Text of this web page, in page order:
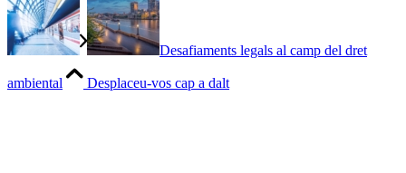
Desafiaments legals al camp del dret
ambiental Desplaceu-vos cap a dalt